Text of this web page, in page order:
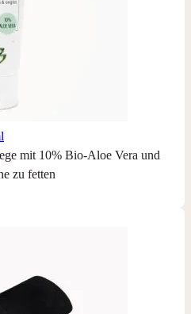
mit 10% Bio-Aloe Vera und
zu fetten